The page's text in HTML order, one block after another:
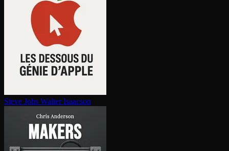
Steve Jobs Walter Isaacson